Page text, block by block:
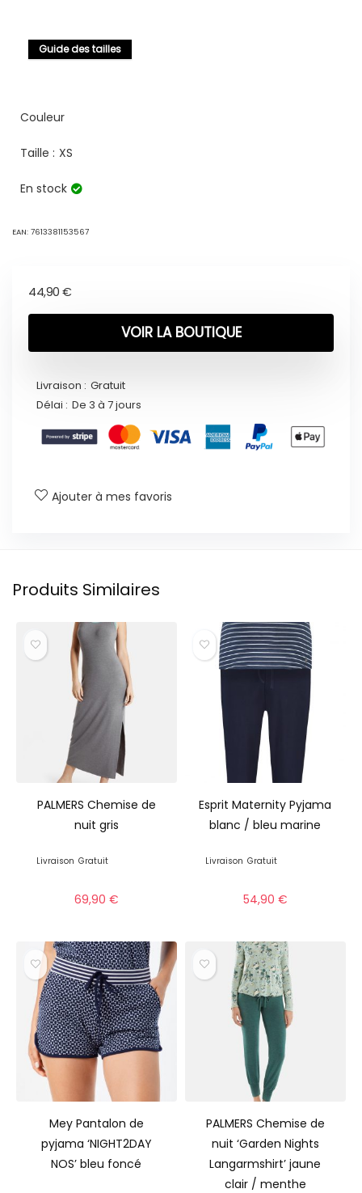
Guide des tailles
Couleur
Taille : XS
En stock
EAN: 7613381153567
44,90 €
VOIR LA BOUTIQUE
Livraison : Gratuit
Délai : De 3 à 7 jours
Ajouter à mes favoris
Produits Similaires
PALMERS Chemise de
nuit gris
Livraison Gratuit
69,90 €
Esprit Maternity Pyjama
blanc / bleu marine
Livraison Gratuit
54,90 €
Mey Pantalon de
pyjama ‘NIGHT2DAY
NOS’ bleu foncé
PALMERS Chemise de
nuit ‘Garden Nights
Langarmshirt’ jaune
clair / menthe